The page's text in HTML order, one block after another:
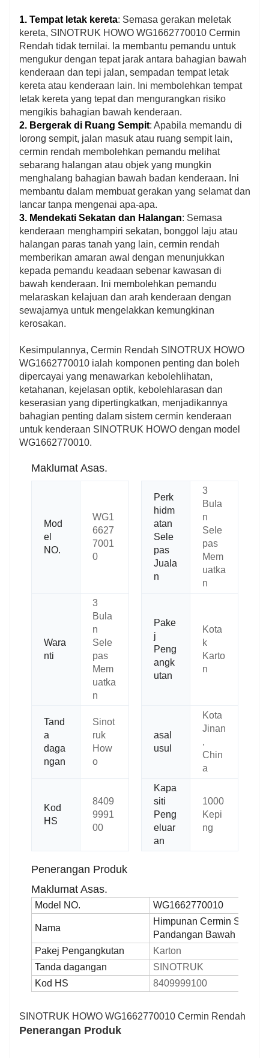
1. Tempat letak kereta: Semasa gerakan meletak
kereta, SINOTRUK HOWO WG1662770010 Cermin
Rendah tidak ternilai. Ia membantu pemandu untuk
mengukur dengan tepat jarak antara bahagian bawah
kenderaan dan tepi jalan, sempadan tempat letak
kereta atau kenderaan lain. Ini membolehkan tempat
letak kereta yang tepat dan mengurangkan risiko
mengikis bahagian bawah kenderaan.
2. Bergerak di Ruang Sempit: Apabila memandu di
lorong sempit, jalan masuk atau ruang sempit lain,
cermin rendah membolehkan pemandu melihat
sebarang halangan atau objek yang mungkin
menghalang bahagian bawah badan kenderaan. Ini
membantu dalam membuat gerakan yang selamat dan
lancar tanpa mengenai apa-apa.
3. Mendekati Sekatan dan Halangan: Semasa
kenderaan menghampiri sekatan, bonggol laju atau
halangan paras tanah yang lain, cermin rendah
memberikan amaran awal dengan menunjukkan
kepada pemandu keadaan sebenar kawasan di
bawah kenderaan. Ini membolehkan pemandu
melaraskan kelajuan dan arah kenderaan dengan
sewajarnya untuk mengelakkan kemungkinan
kerosakan.
Kesimpulannya, Cermin Rendah SINOTRUX HOWO
WG1662770010 ialah komponen penting dan boleh
dipercayai yang menawarkan kebolehlihatan,
ketahanan, kejelasan optik, kebolehlarasan dan
keserasian yang dipertingkatkan, menjadikannya
bahagian penting dalam sistem cermin kenderaan
untuk kenderaan SINOTRUK HOWO dengan model
WG1662770010.
Maklumat Asas.
Mod
el
NO.
WG1
6627
7001
0
Perk
hidm
atan
Sele
pas
Juala
n
3
Bula
n
Sele
pas
Mem
uatka
n
Wara
nti
3
Bula
n
Sele
pas
Mem
uatka
n
Pake
j
Peng
angk
utan
Kota
k
Karto
n
Tand
a
daga
ngan
Sinot
ruk
How
o
asal
usul
Kota
Jinan
,
Chin
a
Kod
HS
8409
9991
00
Kapa
siti
Peng
eluar
an
1000
Kepi
ng
Penerangan Produk
Maklumat Asas.
Model NO. WG1662770010
Nama
Himpunan Cermin Sisi
Pandangan Bawah
Pakej Pengangkutan
Karton
Tanda dagangan
SINOTRUK
Kod HS
8409999100
SINOTRUK HOWO WG1662770010 Cermin Rendah
Penerangan Produk